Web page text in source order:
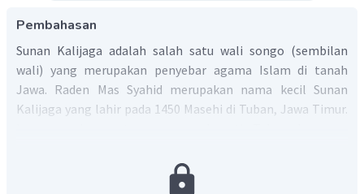
Pembahasan
Sunan Kalijaga adalah salah satu wali songo (sembilan
wali) yang merupakan penyebar agama Islam di tanah
Jawa. Raden Mas Syahid merupakan nama kecil Sunan
Kalijaga yang lahir pada 1450 Masehi di Tuban, Jawa Timur.
Sunan Kalijaga adalah murid dari Sunan Bonang. Dalam
menyebarkan agama Islam, cara pendekatan yang